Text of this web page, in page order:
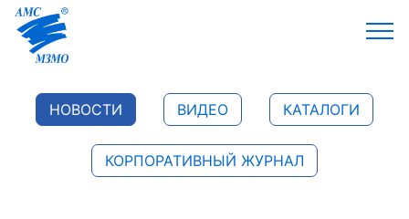
НОВОСТИ ВИДЕО КАТАЛОГИ
КОРПОРАТИВНЫЙ ЖУРНАЛ